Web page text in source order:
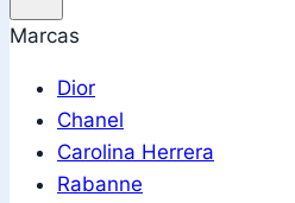
Marcas
Dior
Chanel
Carolina Herrera
Rabanne